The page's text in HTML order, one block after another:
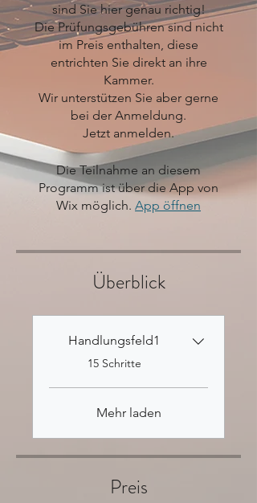
sind Sie hier genau richtig!
Die Prüfungsgebühren sind nicht
im Preis enthalten, diese
entrichten Sie direkt an ihre
Kammer.
Wir unterstützen Sie aber gerne
bei der Anmeldung.
Jetzt anmelden.
Die Teilnahme an diesem
Programm ist über die App von
Wix möglich. App öffnen
Überblick
Handlungsfeld1
.
15 Schritte
Mehr laden
Preis